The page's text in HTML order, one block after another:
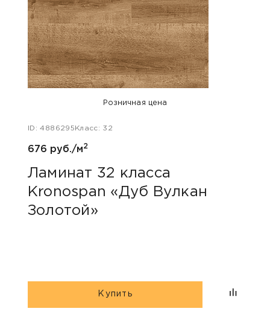
Розничная цена
ID: 4886295 Класс: 32
676 руб./м2
Ламинат 32 класса
Kronospan «Дуб Вулкан
Золотой»
Купить